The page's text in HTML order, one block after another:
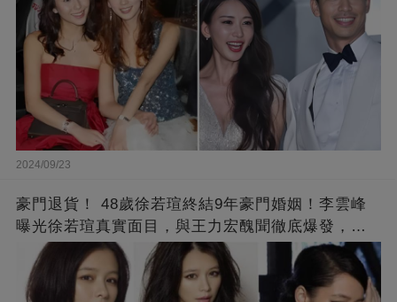
2024/09/23
豪門退貨！ 48歲徐若瑄終結9年豪門婚姻！李雲峰
曝光徐若瑄真實面目，與王力宏醜聞徹底爆發，原
來李靚蕾說的都是真的 ！